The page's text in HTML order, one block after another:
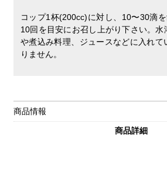
コップ1杯(200cc)に対し、10〜30滴
10回を目安にお召し上がり下さい。
や煮込み料理、ジュースなどに入れて
りません。
商品情報
商品詳細